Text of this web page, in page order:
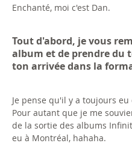
Enchanté, moi c'est Dan.
Tout d'abord, je vous
album et de prendre du
ton arrivée dans la
Je pense qu'il y a toujours
Pour autant que je me
de la sortie des albums
eu à Montréal, hahaha.